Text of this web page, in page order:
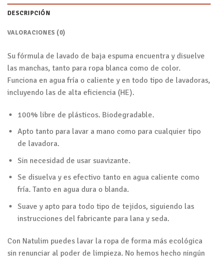
DESCRIPCIÓN
VALORACIONES (0)
Su fórmula de lavado de baja espuma encuentra y disuelve
las manchas, tanto para ropa blanca como de color.
Funciona en agua fría o caliente y en todo tipo de lavadoras,
incluyendo las de alta eficiencia (HE).
100% libre de plásticos. Biodegradable.
Apto tanto para lavar a mano como para cualquier tipo
de lavadora.
Sin necesidad de usar suavizante.
Se disuelva y es efectivo tanto en agua caliente como
fría. Tanto en agua dura o blanda.
Suave y apto para todo tipo de tejidos, siguiendo las
instrucciones del fabricante para lana y seda.
Con Natulim puedes lavar la ropa de forma más ecológica
sin renunciar al poder de limpieza. No hemos hecho ningún